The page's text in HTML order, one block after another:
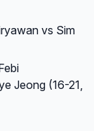
vs Sim
Jeong (16-21,